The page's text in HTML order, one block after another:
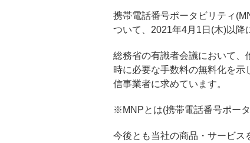
携帯電話番号ポータビリティ
ついて、2021年4月1日(木)以降
総務省の有識者会議において、
時に必要な手数料の無料化を
信事業者に求めています。
※MNPとは(携帯電話番号ポー
今後とも当社の商品・サービス